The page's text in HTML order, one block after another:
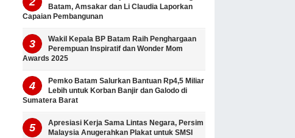
Batam, Amsakar dan Li Claudia Laporkan
Capaian Pembangunan
Wakil Kepala BP Batam Raih Penghargaan
Perempuan Inspiratif dan Wonder Mom
Awards 2025
Pemko Batam Salurkan Bantuan Rp4,5 Miliar
Lebih untuk Korban Banjir dan Galodo di
Sumatera Barat
Apresiasi Kerja Sama Lintas Negara, Persim
Malaysia Anugerahkan Plakat untuk SMSI